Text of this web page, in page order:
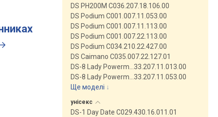
DS PH200M C036.207.18.106.00
DS Podium C001.007.11.053.00
DS Podium C001.007.11.113.00
DS Podium C001.007.22.113.00
DS Podium C034.210.22.427.00
DS Caimano C035.007.22.127.01
DS-8 Lady Powerm…33.207.11.013.00
DS-8 Lady Powerm…33.207.11.053.00
Ще моделі ↓
унісекс
DS-1 Day Date C029.430.16.011.01